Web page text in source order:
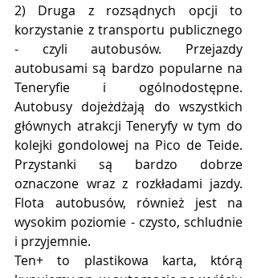
2) Druga z rozsądnych opcji to
korzystanie z transportu publicznego
- czyli autobusów. Przejazdy
autobusami są bardzo popularne na
Teneryfie i ogólnodostępne.
Autobusy dojeżdżają do wszystkich
głównych atrakcji Teneryfy w tym do
kolejki gondolowej na Pico de Teide.
Przystanki są bardzo dobrze
oznaczone wraz z rozkładami jazdy.
Flota autobusów, również jest na
wysokim poziomie - czysto, schludnie
i przyjemnie.
Ten+ to plastikowa karta, którą